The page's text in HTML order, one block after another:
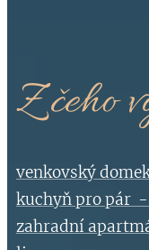
Z čeho
venkovský
kuchyň pro pár
zahradní